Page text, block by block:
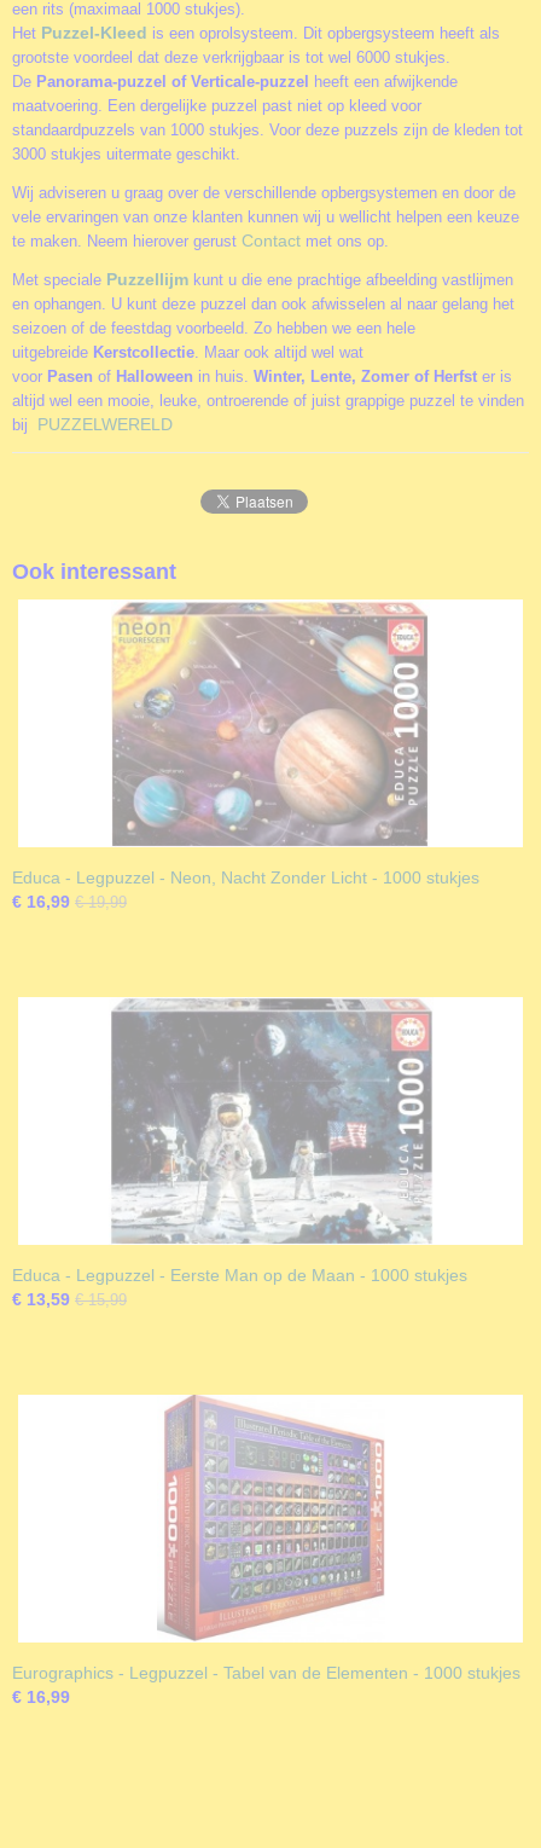
een rits (maximaal 1000 stukjes).
Het Puzzel-Kleed is een oprolsysteem. Dit opbergsysteem heeft als
grootste voordeel dat deze verkrijgbaar is tot wel 6000 stukjes.
De Panorama-puzzel of Verticale-puzzel
heeft een afwijkende
maatvoering. Een dergelijke puzzel past niet op kleed voor
standaardpuzzels van 1000 stukjes. Voor deze puzzels zijn de kleden tot
3000 stukjes uitermate geschikt.
Wij adviseren u graag over de verschillende opbergsystemen en door de
vele ervaringen van onze klanten kunnen wij u wellicht helpen een keuze
te maken. Neem hierover gerust Contact met ons op.
Met speciale Puzzellijm kunt u die ene prachtige afbeelding vastlijmen
en ophangen. U kunt deze puzzel dan ook afwisselen al naar gelang het
seizoen of de feestdag voorbeeld. Zo hebben we een hele
uitgebreide Kerstcollectie. Maar ook altijd wel wat
voor Pasen of Halloween in huis. Winter, Lente, Zomer of Herfst er is
altijd wel een mooie, leuke, ontroerende of juist grappige puzzel te vinden
bij PUZZELWERELD
Ook interessant
Educa - Legpuzzel - Neon, Nacht Zonder Licht - 1000 stukjes
€ 16,99 € 19,99
Educa - Legpuzzel - Eerste Man op de Maan - 1000 stukjes
€ 13,59 € 15,99
Eurographics - Legpuzzel - Tabel van de Elementen - 1000 stukjes
€ 16,99